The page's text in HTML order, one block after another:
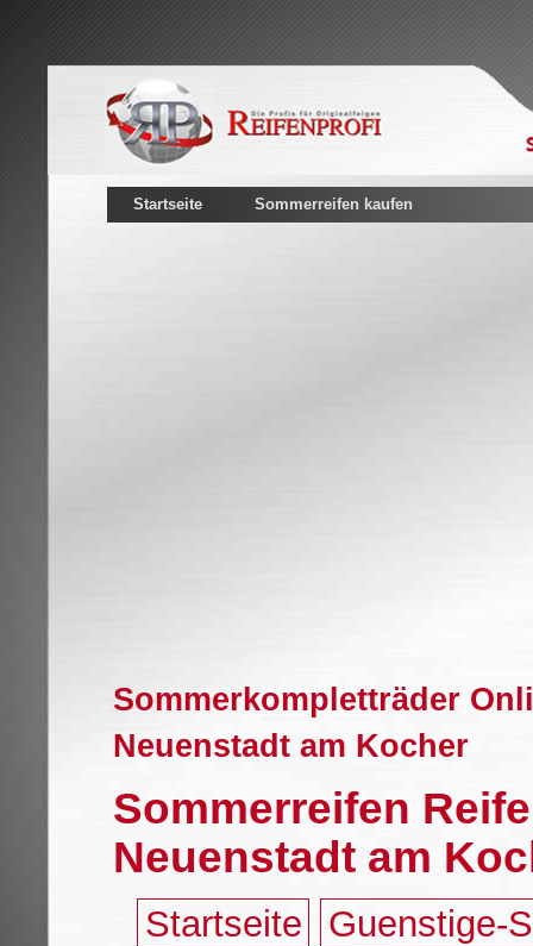
Startseite Sommerreifen kaufen
Sommerkompletträder
Neuenstadt am Kocher
Sommerreifen
Neuenstadt am
Startseite Guenstige-